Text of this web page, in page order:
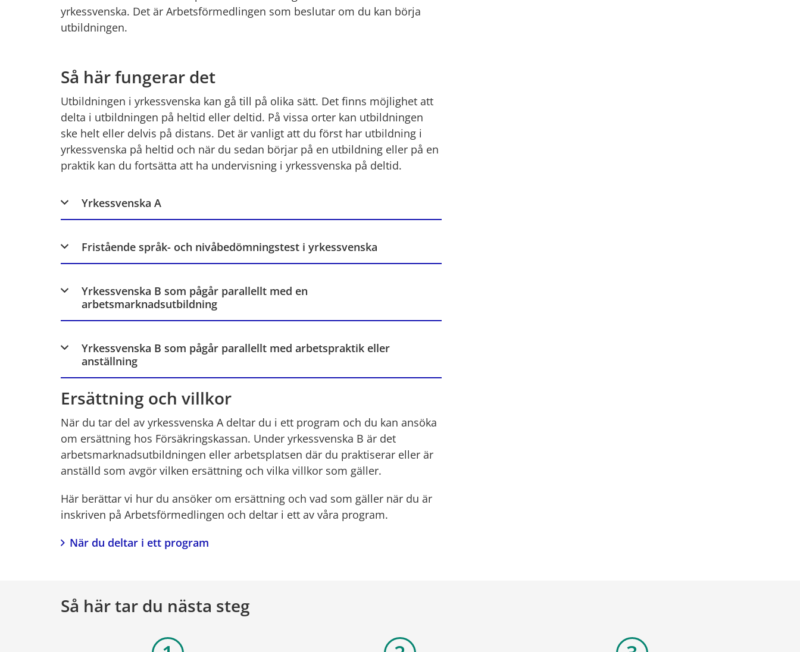
yrkessvenska. Det är Arbetsförmedlingen som beslutar om du kan börja
utbildningen.
Så här fungerar det
Utbildningen i yrkessvenska kan gå till på olika sätt. Det finns möjlighet att
delta i utbildningen på heltid eller deltid. På vissa orter kan utbildningen
ske helt eller delvis på distans. Det är vanligt att du först har utbildning i
yrkessvenska på heltid och när du sedan börjar på en utbildning eller på en
praktik kan du fortsätta att ha undervisning i yrkessvenska på deltid.
Yrkessvenska A
Fristående språk- och nivåbedömningstest i yrkessvenska
Yrkessvenska B som pågår parallellt med en
arbetsmarknadsutbildning
Yrkessvenska B som pågår parallellt med arbetspraktik eller
anställning
Ersättning och villkor
När du tar del av yrkessvenska A deltar du i ett program och du kan ansöka
om ersättning hos Försäkringskassan. Under yrkessvenska B är det
arbetsmarknadsutbildningen eller arbetsplatsen där du praktiserar eller är
anställd som avgör vilken ersättning och vilka villkor som gäller.
Här berättar vi hur du ansöker om ersättning och vad som gäller när du är
inskriven på Arbetsförmedlingen och deltar i ett av våra program.
När du deltar i ett program
Så här tar du nästa steg